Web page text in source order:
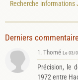
Recherche informations
Derniers
1. Thomé Le 03/
Précision, le
1972 entre